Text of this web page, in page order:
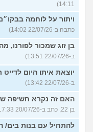
14:11)
ויתור על לוחמה
כתבה ב-22/07/26 14:02)
בן זוג שמכור לפורנו,
ב-22/07/26 13:51)
יוצאת איתו היום לדייט
ב-22/07/26 13:42)
האם זה נקרא חשיפה
בן 22, כתב ב-20/07/26 17:33)
להתחיל עם בנות בים/